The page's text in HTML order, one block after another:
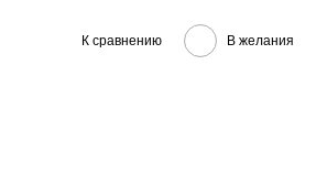
К сравнению В желания